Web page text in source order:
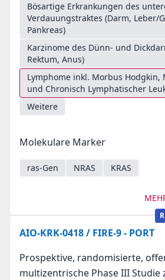
Bösartige Erkrankungen des
Verdauungstraktes (Darm, Leber/
Pankreas)
Karzinome des Dünn- und
Rektum, Anus)
Lymphome inkl. Morbus Hodgkin,
und Chronisch Lymphatischer
Weitere
Molekulare Marker
ras-Gen NRAS KRAS
AIO-KRK-0418 / FIRE-9 - PORT
Prospektive, randomisierte,
multizentrische Phase III